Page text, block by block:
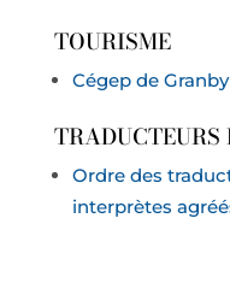
TOURISME
Cégep de Granby
TRADUCTEURS
Ordre des
interprètes